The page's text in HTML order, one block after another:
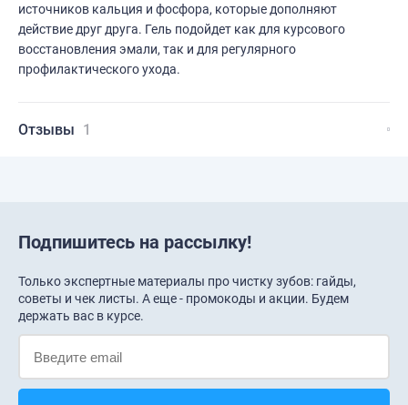
источников кальция и фосфора, которые дополняют
действие друг друга. Гель подойдет как для курсового
восстановления эмали, так и для регулярного
профилактического ухода.
Отзывы 1
Подпишитесь на рассылку!
Только экспертные материалы про чистку зубов: гайды,
советы и чек листы. А еще - промокоды и акции. Будем
держать вас в курсе.